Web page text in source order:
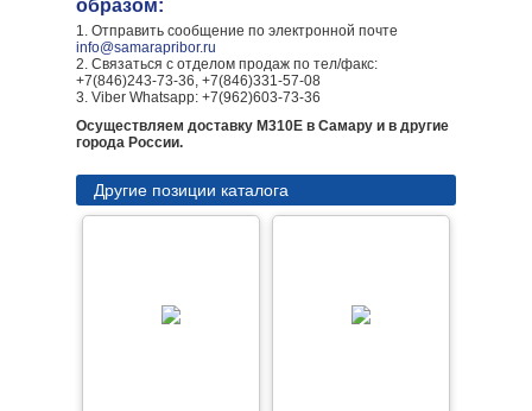
образом:
1. Отправить сообщение по электронной почте
info@samarapribor.ru
2. Связаться с отделом продаж по тел/факс:
+7(846)243-73-36, +7(846)331-57-08
3. Viber Whatsapp: +7(962)603-73-36
Осуществляем доставку М310Е в Самару и в другие
города России.
Другие позиции каталога